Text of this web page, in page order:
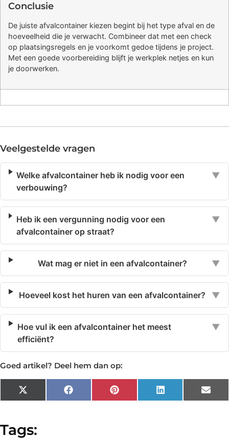
Conclusie
De juiste afvalcontainer kiezen begint bij het type afval en de
hoeveelheid die je verwacht. Combineer dat met een check
op plaatsingsregels en je voorkomt gedoe tijdens je project.
Met een goede voorbereiding blijft je werkplek netjes en kun
je doorwerken.
Veelgestelde vragen
Welke afvalcontainer heb ik nodig voor een
verbouwing?
▼
Heb ik een vergunning nodig voor een
afvalcontainer op straat?
▼
Wat mag er niet in een afvalcontainer? ▼
Hoeveel kost het huren van een afvalcontainer? ▼
Hoe vul ik een afvalcontainer het meest
efficiënt?
▼
Goed artikel? Deel hem dan op:
X
(Twitter)
Facebook Pinterest LinkedIn
Tags: